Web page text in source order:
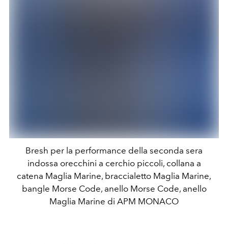
Bresh per la performance della seconda sera
indossa orecchini a cerchio piccoli, collana a
catena Maglia Marine, braccialetto Maglia Marine,
bangle Morse Code, anello Morse Code, anello
Maglia Marine di APM MONACO